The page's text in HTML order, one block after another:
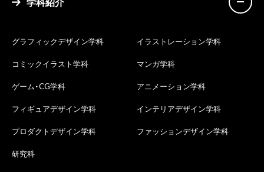
グラフィックデザイン学科
イラストレーション学科
コミックイラスト学科
マンガ学科
ゲーム・CG学科
アニメーション学科
フィギュアデザイン学科
インテリアデザイン学科
プロダクトデザイン学科
ファッションデザイン学科
研究科